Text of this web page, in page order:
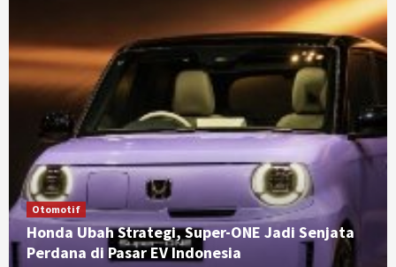
Otomotif
Honda Ubah Strategi, Super-ONE Jadi Senjata
Perdana di Pasar EV Indonesia